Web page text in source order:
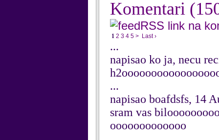
Komentari
RSS link na
1 2 3 4 5 > Last ›
...
napisao ko ja, necu
...
napisao boafdsfs, 14
sram vas
ooooooooooooo